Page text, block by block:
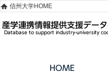
信州大学HOME